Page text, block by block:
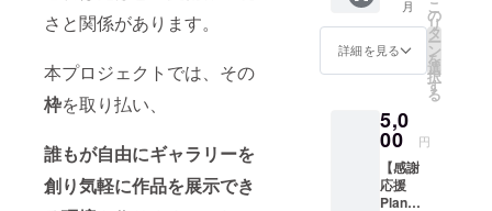
さと関係があります。
本プロジェクトでは、その
枠を取り払い、
誰もが自由にギャラリーを
創り気軽に作品を展示でき
ません
※郵送期
間〜
セージ
とお作
品を送
す！ ※
定員は
ござい
ません
※郵送期
間〜
メッ
セージ
とあと
まっち
内での
ご掲載
をさせ
ていた
だきま
す！掲
載後、
月
詳細を見る
こ
の
リ
タ
ー
ン
を
選
択
す
る
5,0
00 円
【感謝
応援
Plan！